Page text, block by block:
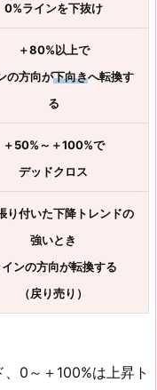
0%ラインを下抜け
＋80%以上で
の方向が下向きへ転換す
る
＋50%～＋100%で
デッドクロス
り付いた下降トレンドの
強いとき
インの方向が転換する
（戻り売り）
0～＋100%は上昇ト